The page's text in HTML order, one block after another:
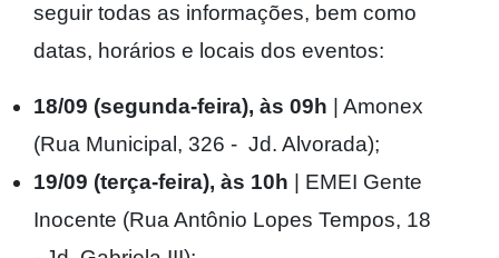
seguir todas as informações, bem como
datas, horários e locais dos eventos:
18/09 (segunda-feira), às 09h | Amonex
(Rua Municipal, 326 - Jd. Alvorada);
19/09 (terça-feira), às 10h | EMEI Gente
Inocente (Rua Antônio Lopes Tempos, 18